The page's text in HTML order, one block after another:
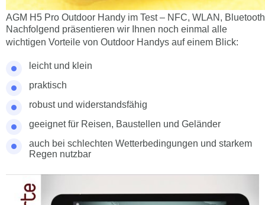
AGM H5 Pro Outdoor Handy im Test – NFC, WLAN,
Nachfolgend präsentieren wir Ihnen noch einmal alle
wichtigen Vorteile von Outdoor Handys auf einem Blick:
leicht und klein
praktisch
robust und widerstandsfähig
geeignet für Reisen, Baustellen und Geländer
auch bei schlechten Wetterbedingungen und starkem
Regen nutzbar